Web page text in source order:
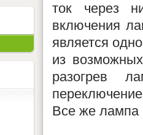
ток через
включения
является
из
разогрев
Все же лампа